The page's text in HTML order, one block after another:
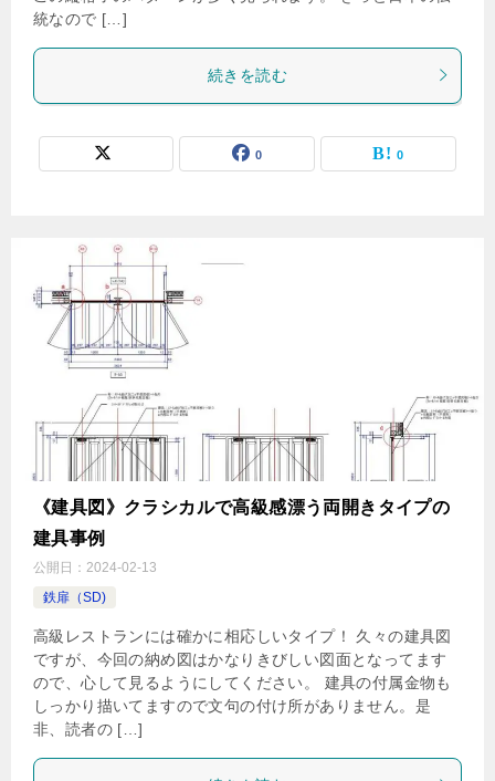
統なので […]
続きを読む
0 0
《建具図》クラシカルで高級感漂う両開きタイプの
建具事例
公開日： 2024-02-13
鉄扉（SD)
高級レストランには確かに相応しいタイプ！ 久々の建具図
ですが、今回の納め図はかなりきびしい図面となってます
ので、心して見るようにしてください。 建具の付属金物も
しっかり描いてますので文句の付け所がありません。是
非、読者の […]